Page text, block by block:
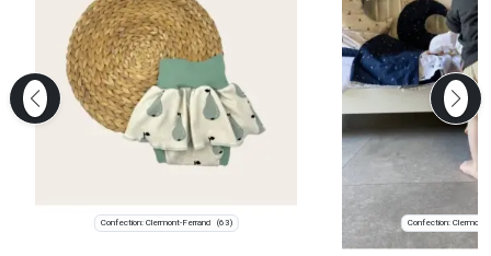
Confection: Clermont-Ferrand (63) Confection: Clermont-